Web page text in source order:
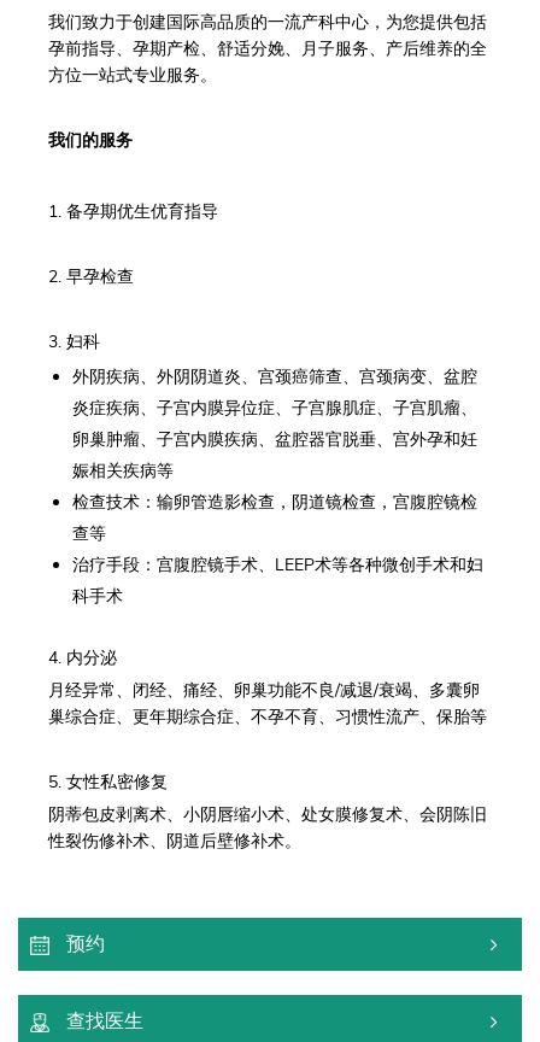
我们致力于创建国际高品质的一流产科中心，为您提供包括
孕前指导、孕期产检、舒适分娩、月子服务、产后维养的全
方位一站式专业服务。
我们的服务
1. 备孕期优生优育指导
2. 早孕检查
3. 妇科
外阴疾病、外阴阴道炎、宫颈癌筛查、宫颈病变、盆腔
炎症疾病、子宫内膜异位症、子宫腺肌症、子宫肌瘤、
卵巢肿瘤、子宫内膜疾病、盆腔器官脱垂、宫外孕和妊
娠相关疾病等
检查技术：输卵管造影检查，阴道镜检查，宫腹腔镜检
查等
治疗手段：宫腹腔镜手术、LEEP术等各种微创手术和妇
科手术
4. 内分泌
月经异常、闭经、痛经、卵巢功能不良/减退/衰竭、多囊卵
巢综合症、更年期综合症、不孕不育、习惯性流产、保胎等
5. 女性私密修复
阴蒂包皮剥离术、小阴唇缩小术、处女膜修复术、会阴陈旧
性裂伤修补术、阴道后壁修补术。
预约
查找医生